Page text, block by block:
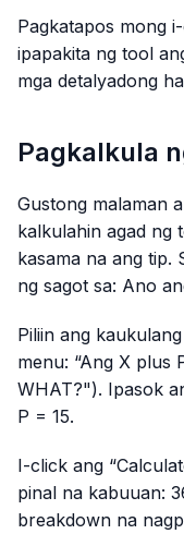
Pagkatapos mong
ipapakita ng tool
mga detalyadong
Pagkalkula
Gustong malaman
kalkulahin agad ng
kasama na ang tip.
ng sagot sa: Ano
Piliin ang
menu: “Ang X plus
WHAT?"). Ipasok
P = 15.
I-click ang
pinal na kabuuan:
breakdown na